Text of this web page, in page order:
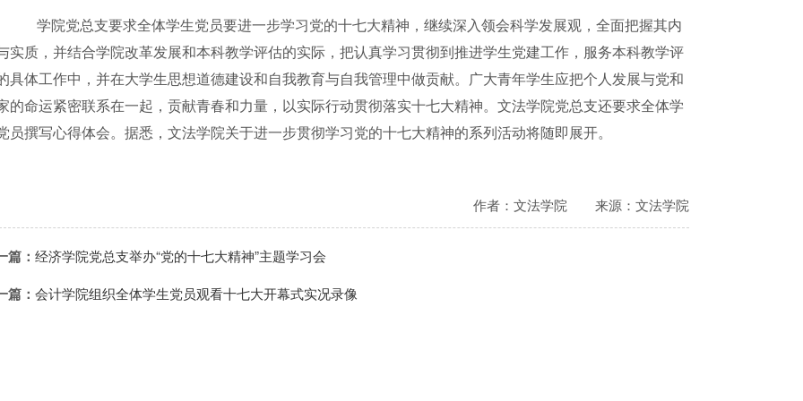
学院党总支要求全体学生党员要进一步学习党的十七大精神，继续深入领会科学发展观，全面把握其内
实质，并结合学院改革发展和本科教学评估的实际，把认真学习贯彻到推进学生党建工作，服务本科教学评
具体工作中，并在大学生思想道德建设和自我教育与自我管理中做贡献。广大青年学生应把个人发展与党和
的命运紧密联系在一起，贡献青春和力量，以实际行动贯彻落实十七大精神。文法学院党总支还要求全体学
员撰写心得体会。据悉，文法学院关于进一步贯彻学习党的十七大精神的系列活动将随即展开。
作者：文法学院 来源：文法学院
篇： 经济学院党总支举办“党的十七大精神”主题学习会
篇： 会计学院组织全体学生党员观看十七大开幕式实况录像